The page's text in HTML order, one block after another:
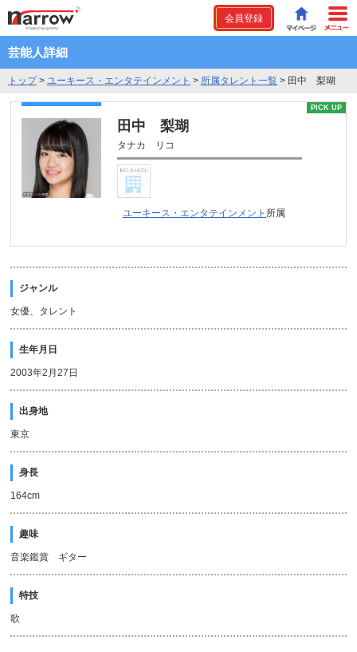
会員登録
芸能人詳細
トップ> ユーキース・エンタテインメント > 所属タレント一覧 > 田中 梨瑚
PICK UP
田中 梨瑚
タナカ リコ
ユーキース・エンタテインメント 所属
ジャンル
女優、タレント
生年月日
2003年2月27日
出身地
東京
身長
164cm
趣味
音楽鑑賞 ギター
特技
歌